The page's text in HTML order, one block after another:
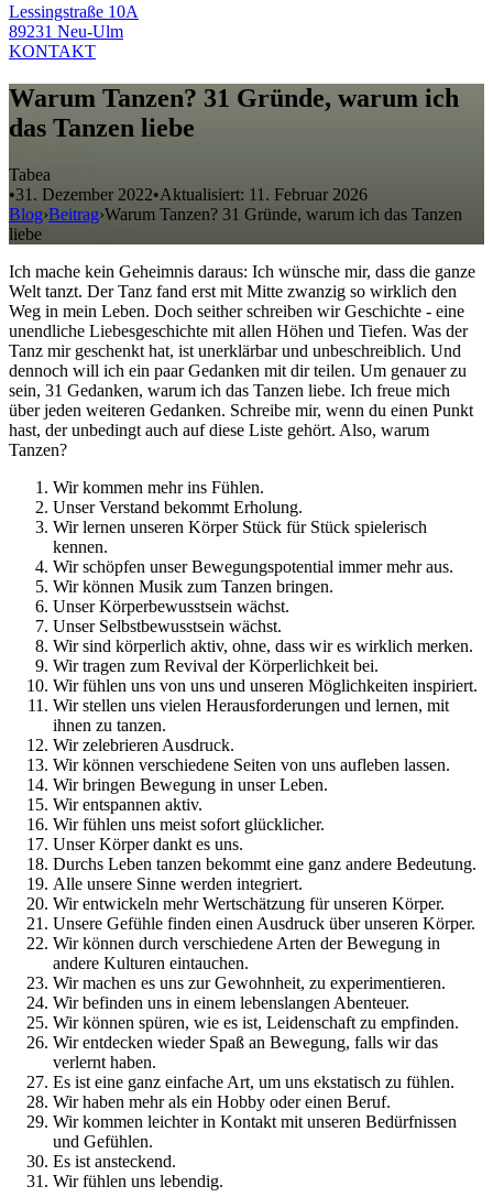
Lessingstraße 10A
89231 Neu-Ulm
KONTAKT
Warum Tanzen? 31 Gründe, warum ich
das Tanzen liebe
Tabea
•31. Dezember 2022•Aktualisiert: 11. Februar 2026
Blog›Beitrag›Warum Tanzen? 31 Gründe, warum ich das Tanzen
liebe
Ich mache kein Geheimnis daraus: Ich wünsche mir, dass die ganze
Welt tanzt. Der Tanz fand erst mit Mitte zwanzig so wirklich den
Weg in mein Leben. Doch seither schreiben wir Geschichte - eine
unendliche Liebesgeschichte mit allen Höhen und Tiefen. Was der
Tanz mir geschenkt hat, ist unerklärbar und unbeschreiblich. Und
dennoch will ich ein paar Gedanken mit dir teilen. Um genauer zu
sein, 31 Gedanken, warum ich das Tanzen liebe. Ich freue mich
über jeden weiteren Gedanken. Schreibe mir, wenn du einen Punkt
hast, der unbedingt auch auf diese Liste gehört. Also, warum
Tanzen?
Wir kommen mehr ins Fühlen.
Unser Verstand bekommt Erholung.
Wir lernen unseren Körper Stück für Stück spielerisch
kennen.
Wir schöpfen unser Bewegungspotential immer mehr aus.
Wir können Musik zum Tanzen bringen.
Unser Körperbewusstsein wächst.
Unser Selbstbewusstsein wächst.
Wir sind körperlich aktiv, ohne, dass wir es wirklich merken.
Wir tragen zum Revival der Körperlichkeit bei.
Wir fühlen uns von uns und unseren Möglichkeiten inspiriert.
Wir stellen uns vielen Herausforderungen und lernen, mit
ihnen zu tanzen.
Wir zelebrieren Ausdruck.
Wir können verschiedene Seiten von uns aufleben lassen.
Wir bringen Bewegung in unser Leben.
Wir entspannen aktiv.
Wir fühlen uns meist sofort glücklicher.
Unser Körper dankt es uns.
Durchs Leben tanzen bekommt eine ganz andere Bedeutung.
Alle unsere Sinne werden integriert.
Wir entwickeln mehr Wertschätzung für unseren Körper.
Unsere Gefühle finden einen Ausdruck über unseren Körper.
Wir können durch verschiedene Arten der Bewegung in
andere Kulturen eintauchen.
Wir machen es uns zur Gewohnheit, zu experimentieren.
Wir befinden uns in einem lebenslangen Abenteuer.
Wir können spüren, wie es ist, Leidenschaft zu empfinden.
Wir entdecken wieder Spaß an Bewegung, falls wir das
verlernt haben.
Es ist eine ganz einfache Art, um uns ekstatisch zu fühlen.
Wir haben mehr als ein Hobby oder einen Beruf.
Wir kommen leichter in Kontakt mit unseren Bedürfnissen
und Gefühlen.
Es ist ansteckend.
Wir fühlen uns lebendig.